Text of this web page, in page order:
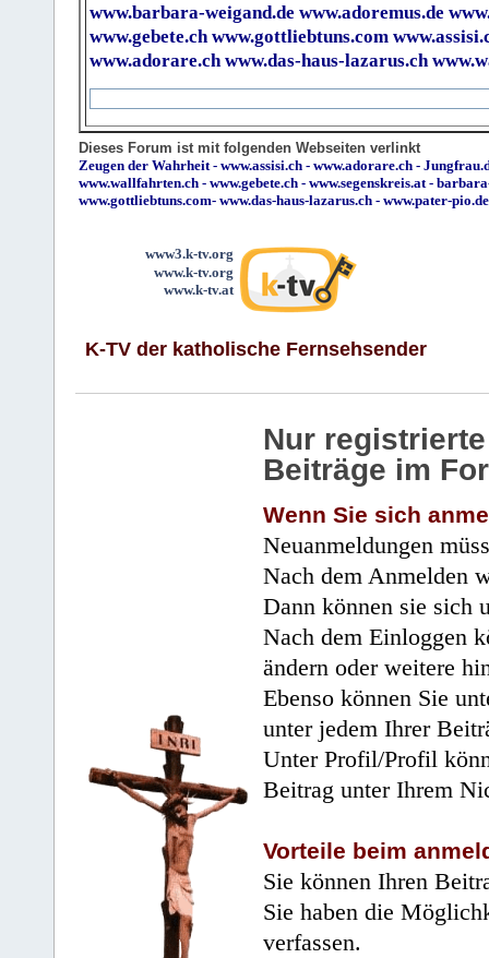
www.barbara-weigand.de www.adoremus.de
www.gebete.ch www.gottliebtuns.com
www.adorare.ch www.das-haus-lazarus.ch
Dieses Forum ist mit folgenden Webseiten verlinkt
Zeugen der Wahrheit- www.assisi.ch - www.adorare.ch -
www.wallfahrten.ch - www.gebete.ch - www.segenskreis.at-
www.gottliebtuns.com- www.das-haus-lazarus.ch - www.pater-pio.de
www3.k-tv.org
www.k-tv.org
www.k-tv.at
K-TV der katholische Fernsehsender
Nur
Beiträge im
Wenn Sie sich
Neuanmeldungen
Nach dem Anmelden
Dann können sie sich
Nach dem Einloggen
ändern oder weitere
Ebenso können Sie
unter jedem Ihrer
Unter Profil/Profil
Beitrag unter Ihrem
Vorteile beim
Sie können Ihren
Sie haben die
verfassen.